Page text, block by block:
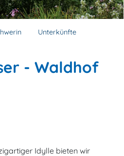
Unterkünfte
- Waldhof
Idylle bieten wir